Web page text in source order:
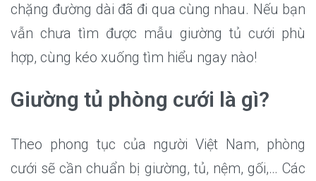
chặng đường dài đã đi qua cùng nhau. Nếu bạn
vẫn chưa tìm được mẫu giường tủ cưới phù
hợp, cùng kéo xuống tìm hiểu ngay nào!
Giường tủ phòng cưới là gì?
Theo phong tục của người Việt Nam, phòng
cưới sẽ cần chuẩn bị giường, tủ, nệm, gối,… Các